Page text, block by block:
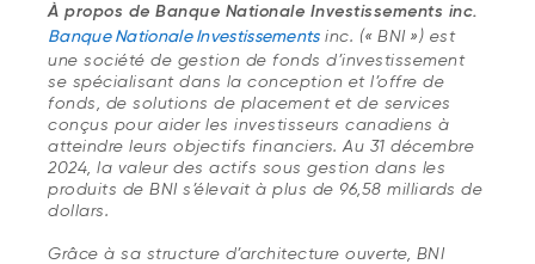
À propos de Banque Nationale Investissements inc.
Banque Nationale Investissements inc. (« BNI ») est
une société de gestion de fonds d’investissement
se spécialisant dans la conception et l’offre de
fonds, de solutions de placement et de services
conçus pour aider les investisseurs canadiens à
atteindre leurs objectifs financiers. Au 31 décembre
2024, la valeur des actifs sous gestion dans les
produits de BNI s’élevait à plus de 96,58 milliards de
dollars.
Grâce à sa structure d’architecture ouverte, BNI